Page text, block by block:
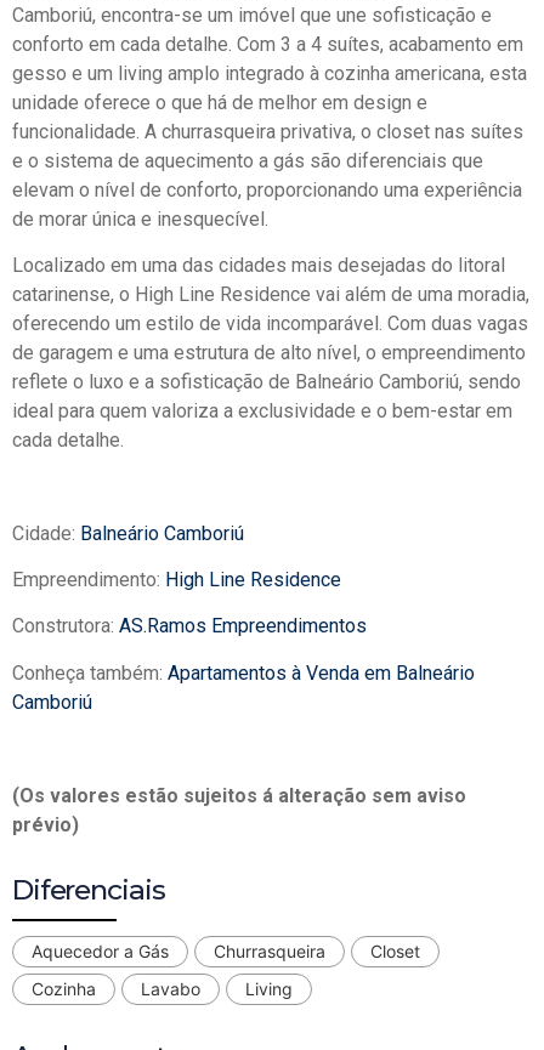
Camboriú, encontra-se um imóvel que une sofisticação e
conforto em cada detalhe. Com 3 a 4 suítes, acabamento em
gesso e um living amplo integrado à cozinha americana, esta
unidade oferece o que há de melhor em design e
funcionalidade. A churrasqueira privativa, o closet nas suítes
e o sistema de aquecimento a gás são diferenciais que
elevam o nível de conforto, proporcionando uma experiência
de morar única e inesquecível.
Localizado em uma das cidades mais desejadas do litoral
catarinense, o High Line Residence vai além de uma moradia,
oferecendo um estilo de vida incomparável. Com duas vagas
de garagem e uma estrutura de alto nível, o empreendimento
reflete o luxo e a sofisticação de Balneário Camboriú, sendo
ideal para quem valoriza a exclusividade e o bem-estar em
cada detalhe.
Cidade: Balneário Camboriú
Empreendimento: High Line Residence
Construtora: AS.Ramos Empreendimentos
Conheça também: Apartamentos à Venda em Balneário
Camboriú
(Os valores estão sujeitos á alteração sem aviso
prévio)
Diferenciais
Aquecedor a Gás Churrasqueira
Closet
Cozinha
Lavabo Living